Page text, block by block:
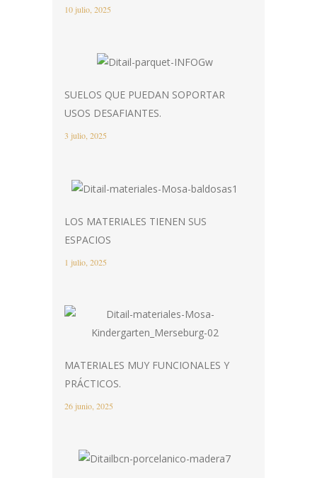
10 julio, 2025
SUELOS QUE PUEDAN SOPORTAR
USOS DESAFIANTES.
3 julio, 2025
LOS MATERIALES TIENEN SUS
ESPACIOS
1 julio, 2025
MATERIALES MUY FUNCIONALES Y
PRÁCTICOS.
26 junio, 2025